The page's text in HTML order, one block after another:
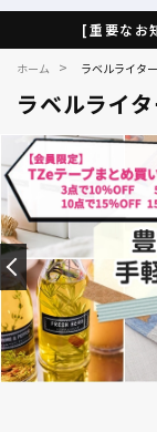
[重要なお
ホーム > ラベルライタ
ラベルライ